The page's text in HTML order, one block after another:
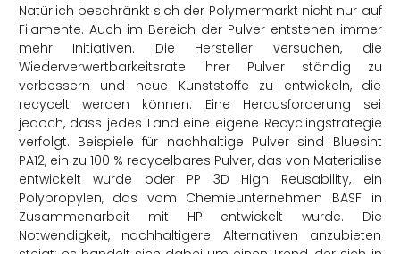
Natürlich beschränkt sich der Polymermarkt nicht nur auf
Filamente. Auch im Bereich der Pulver entstehen immer
mehr Initiativen. Die Hersteller versuchen, die
Wiederverwertbarkeitsrate ihrer Pulver ständig zu
verbessern und neue Kunststoffe zu entwickeln, die
recycelt werden können. Eine Herausforderung sei
jedoch, dass jedes Land eine eigene Recyclingstrategie
verfolgt. Beispiele für nachhaltige Pulver sind Bluesint
PA12, ein zu 100 % recycelbares Pulver, das von Materialise
entwickelt wurde oder PP 3D High Reusability, ein
Polypropylen, das vom Chemieunternehmen BASF in
Zusammenarbeit mit HP entwickelt wurde. Die
Notwendigkeit, nachhaltigere Alternativen anzubieten